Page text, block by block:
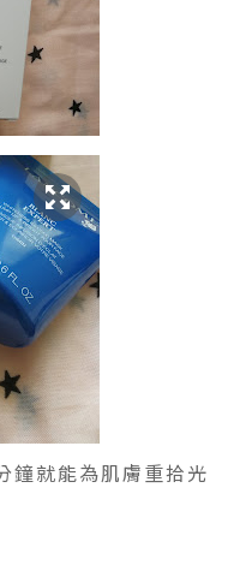
鐘就能為肌膚重拾光